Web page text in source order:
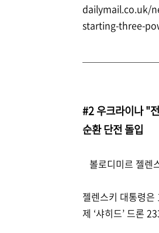
dailymail.co.uk/
starting-three-
#2 우크라이나 "
순환 단전 돌입
볼로디미르 젤렌
젤렌스키 대통령
제 ‘샤히드’ 드론